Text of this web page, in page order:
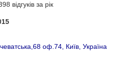
відгуків за рік
оф.74, Київ, Україна